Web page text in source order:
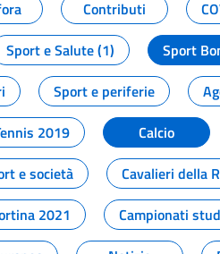
Contributi
Sport e Salute (1) Sport
Sport e periferie
2019 Calcio
e società Cavalieri della
2021 Campionati